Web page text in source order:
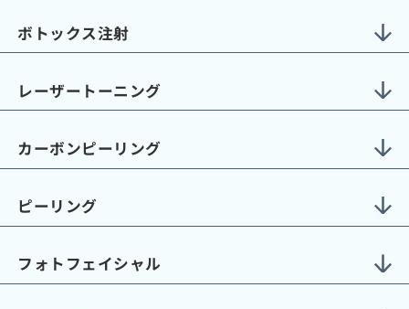
ボトックス注射
レーザートーニング
カーボンピーリング
ピーリング
フォトフェイシャル